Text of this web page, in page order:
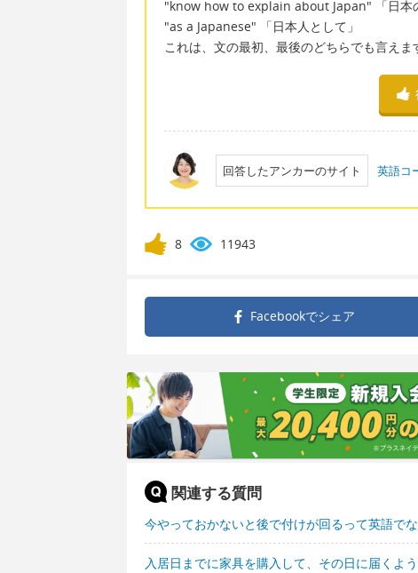
"know how to explain about Japan" 「日本
"as a Japanese" 「日本人として」
これは、文の最初、最後のどちらでも言えま
回答したアンカーのサイト 英語
8 11943
Facebookでシェア
関連する質問
今やっておかないと後で付けが回るって英語で
入居日までに家具を購入して、その日に届くよ